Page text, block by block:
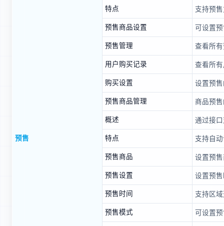
预售
特点 支持预
预售商品设置 可设置
预售管理 查看所
用户购买记录 查看所
购买设置 设置预
预售商品管理 商品预
概述 通过接
特点 支持自
预售商品 设置预
预售设置 设置预
预售时间 支持区
预售模式 可设置